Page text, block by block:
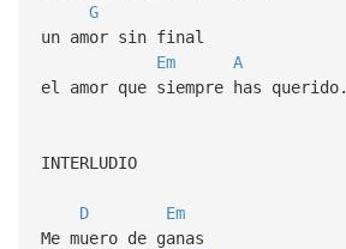
G
un amor sin final
Em
A
el amor que siempre has querido.
INTERLUDIO
D
Em
Me muero de ganas